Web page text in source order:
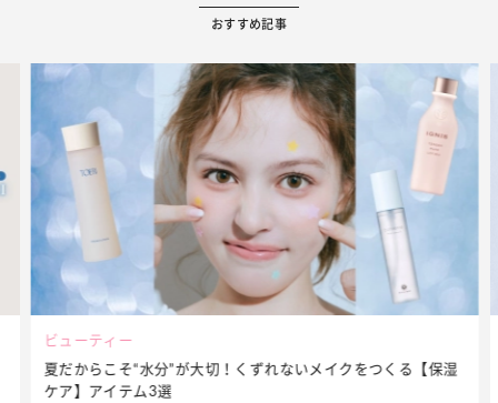
おすすめ記事
ビューティー
夏だからこそ“水分”が大切！くずれないメイクをつくる【保湿
ケア】アイテム3選